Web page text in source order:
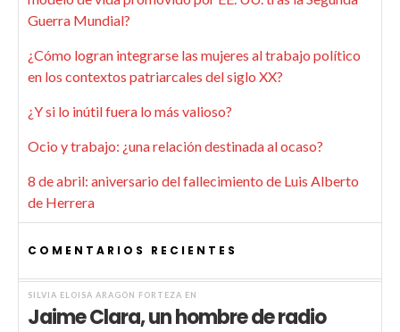
Guerra Mundial?
¿Cómo logran integrarse las mujeres al trabajo político
en los contextos patriarcales del siglo XX?
¿Y si lo inútil fuera lo más valioso?
Ocio y trabajo: ¿una relación destinada al ocaso?
8 de abril: aniversario del fallecimiento de Luis Alberto
de Herrera
COMENTARIOS RECIENTES
SILVIA ELOISA ARAGÓN FORTEZA EN
Jaime Clara, un hombre de radio